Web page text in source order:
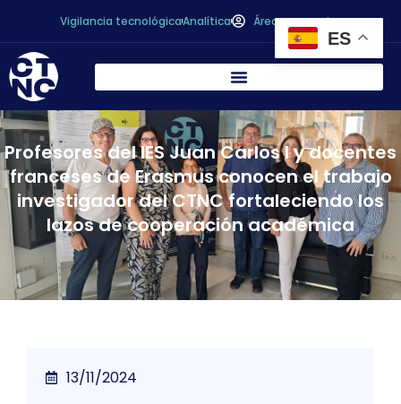
Vigilancia tecnológicaAnalítica Área personal
Profesores del IES Juan Carlos I y docentes
franceses de Erasmus conocen el trabajo
investigador del CTNC fortaleciendo los
lazos de cooperación académica
13/11/2024
ES